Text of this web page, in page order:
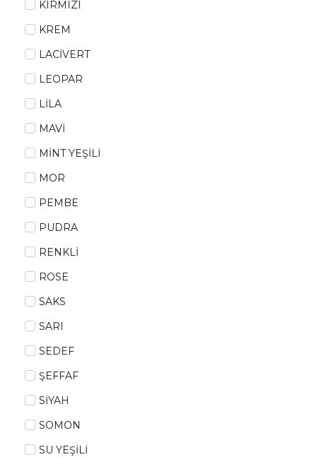
KIRMIZI
KREM
LACİVERT
LEOPAR
LİLA
MAVİ
MİNT YEŞİLİ
MOR
PEMBE
PUDRA
RENKLİ
ROSE
SAKS
SARI
SEDEF
ŞEFFAF
SİYAH
SOMON
SU YEŞİLİ